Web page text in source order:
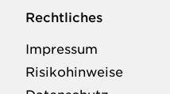
Rechtliches
Impressum
Risikohinweise